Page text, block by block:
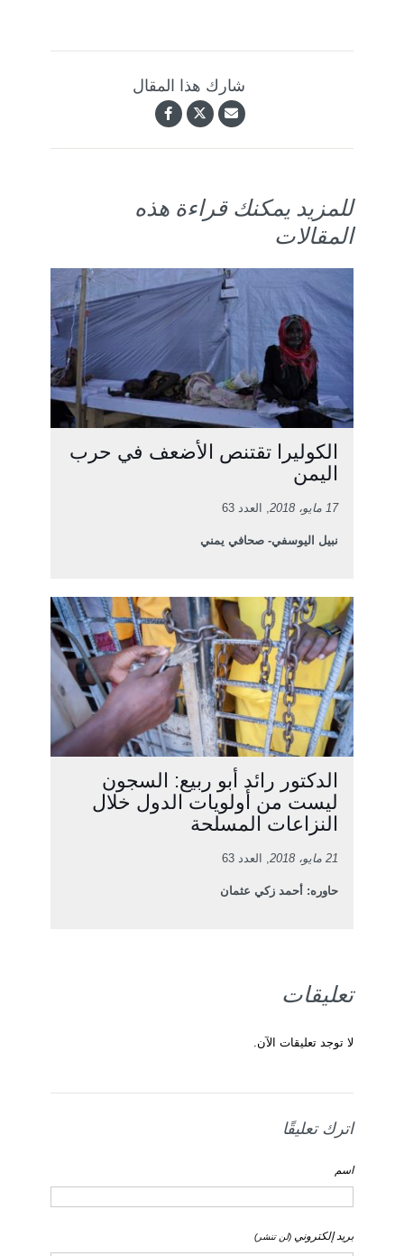
شارك هذا المقال
للمزيد يمكنك قراءة هذه
المقالات
الكوليرا تقتنص الأضعف في حرب
اليمن
17 مايو، 2018 , العدد 63
نبيل اليوسفي- صحافي يمني
الدكتور رائد أبو ربيع: السجون
ليست من أولويات الدول خلال
النزاعات المسلحة
21 مايو، 2018 , العدد 63
حاوره: أحمد زكي عثمان
تعليقات
لا توجد تعليقات الآن.
اترك تعليقًا
اسم
بريد إلكتروني (لن تنشر)